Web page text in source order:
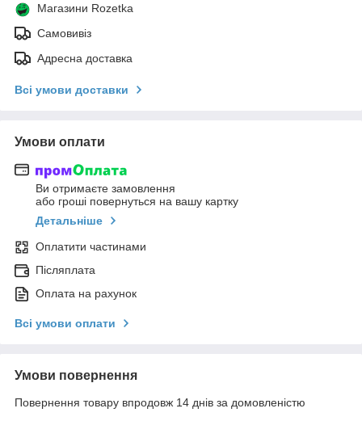
Магазини Rozetka
Самовивіз
Адресна доставка
Всі умови доставки
Умови оплати
Ви отримаєте замовлення
або гроші повернуться на вашу картку
Детальніше
Оплатити частинами
Післяплата
Оплата на рахунок
Всі умови оплати
Умови повернення
Повернення товару впродовж 14 днів за домовленістю